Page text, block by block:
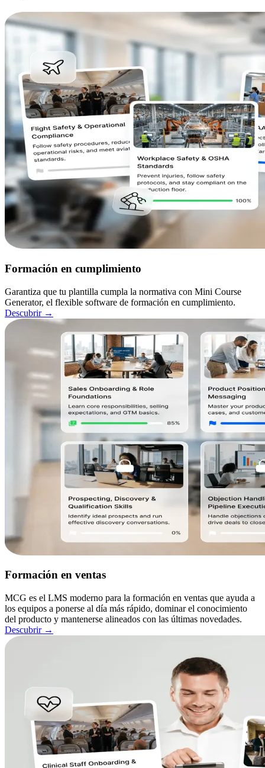
Formación en cumplimiento
Garantiza que tu plantilla cumpla la normativa con Mini Course
Generator, el flexible software de formación en cumplimiento.
Descubrir→
Formación en ventas
MCG es el LMS moderno para la formación en ventas que ayuda a
los equipos a ponerse al día más rápido, dominar el conocimiento
del producto y mantenerse alineados con las últimas novedades.
Descubrir→